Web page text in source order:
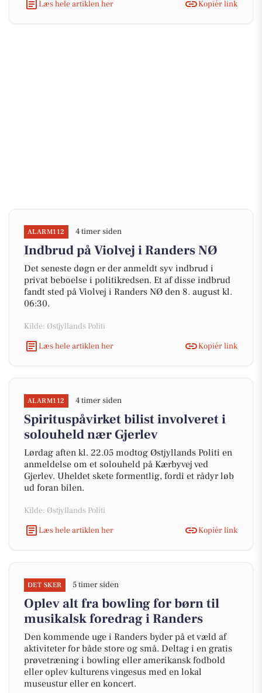
Læs hele artiklen her Kopiér link
ALARM112 4 timer siden
Indbrud på Violvej i Randers NØ
Det seneste døgn er der anmeldt syv indbrud i
privat beboelse i politikredsen. Et af disse indbrud
fandt sted på Violvej i Randers NØ den 8. august kl.
06:30.
Kilde: Østjyllands Politi
Læs hele artiklen her
Kopiér link
ALARM112 4 timer siden
Spirituspåvirket bilist involveret i
solouheld nær Gjerlev
Lørdag aften kl. 22.05 modtog Østjyllands Politi en
anmeldelse om et solouheld på Kærbyvej ved
Gjerlev. Uheldet skete formentlig, fordi et rådyr løb
ud foran bilen.
Kilde: Østjyllands Politi
Læs hele artiklen her
Kopiér link
DET SKER 5 timer siden
Oplev alt fra bowling for børn til
musikalsk foredrag i Randers
Den kommende uge i Randers byder på et væld af
aktiviteter for både store og små. Deltag i en gratis
prøvetræning i bowling eller amerikansk fodbold
eller oplev kulturens vingesus med en lokal
museustur eller en koncert.